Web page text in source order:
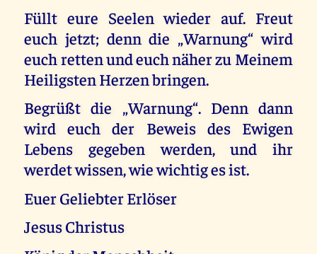
Füllt eure Seelen wieder auf. Freut
euch jetzt; denn die „Warnung“ wird
euch retten und euch näher zu Meinem
Heiligsten Herzen bringen.
Begrüßt die „Warnung“. Denn dann
wird euch der Beweis des Ewigen
Lebens gegeben werden, und ihr
werdet wissen, wie wichtig es ist.
Euer Geliebter Erlöser
Jesus Christus